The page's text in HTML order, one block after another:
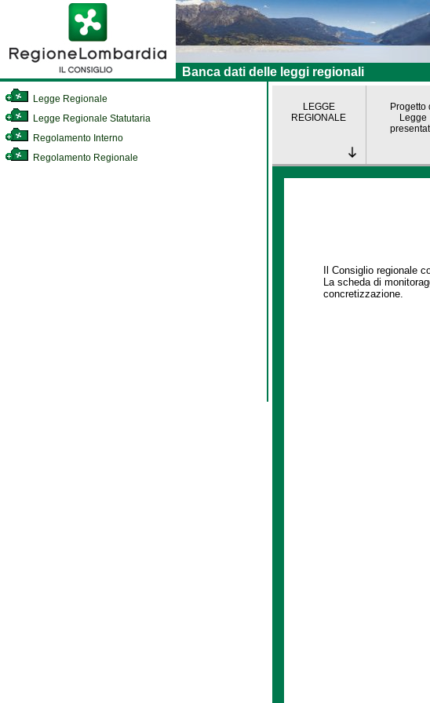
Banca dati delle leggi regionali
Legge Regionale
Legge Regionale Statutaria
Regolamento Interno
Regolamento Regionale
LEGGE
REGIONALE
Progetto
Legge
Il Consiglio regionale
La scheda di
concretizzazione.